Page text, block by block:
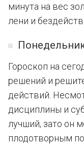
минута на вес
лени и
Гороскоп на
решений и
действий.
дисциплины и
лучший, зато он
плодотворным